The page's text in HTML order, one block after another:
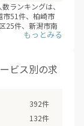
ランキングは、
市51件、柏崎市
25件、新潟市南
リー 配達員バイ
が開始するより
リアの配達員募
ビス別の求
392件
132件